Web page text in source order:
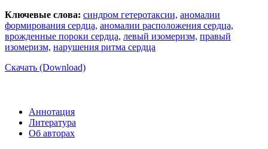
Ключевые слова: синдром гетеротаксии, аномалии
формирования сердца, аномалии расположения сердца,
врожденные пороки сердца, левый изомеризм, правый
изомеризм, нарушения ритма сердца
Скачать (Download)
Аннотация
Литература
Об авторах